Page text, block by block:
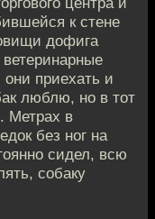
к стене
дофига
они приехать и
люблю, но в тот
Метрах в
без ног на
сидел, всю
собаку